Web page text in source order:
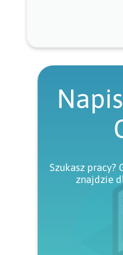
Szukasz pracy?
znajdzie